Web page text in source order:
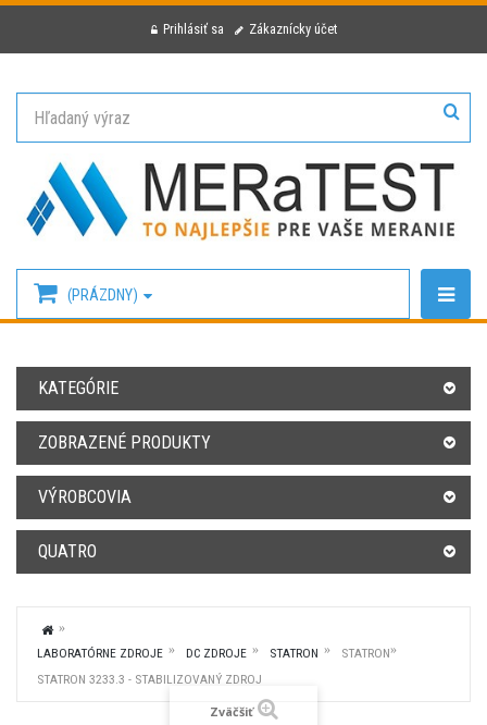
Prihlásiť sa Zákaznícky účet
(PRÁZDNY)
KATEGÓRIE
ZOBRAZENÉ PRODUKTY
VÝROBCOVIA
QUATRO
LABORATÓRNE ZDROJE DC ZDROJE STATRON
STATRON
STATRON 3233.3 - STABILIZOVANÝ ZDROJ
Zväčšiť